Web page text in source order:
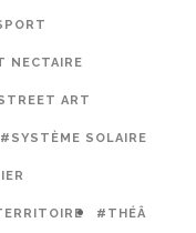
NECTAIRE
ART
#SYSTÈME SOLAIRE
#THÉÂ